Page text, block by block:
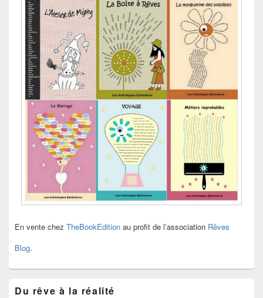
En vente chez TheBookEdition au profit de l’association Rêves
Blog.
Du rêve à la réalité